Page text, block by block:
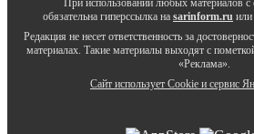
При использовании любых материалов
обязательна гиперссылка на sarinform.ru или
Редакция не несет ответственность за
материалах. Такие материалы выходят с
«Реклама».
Сайт использует Cookie и сервиc